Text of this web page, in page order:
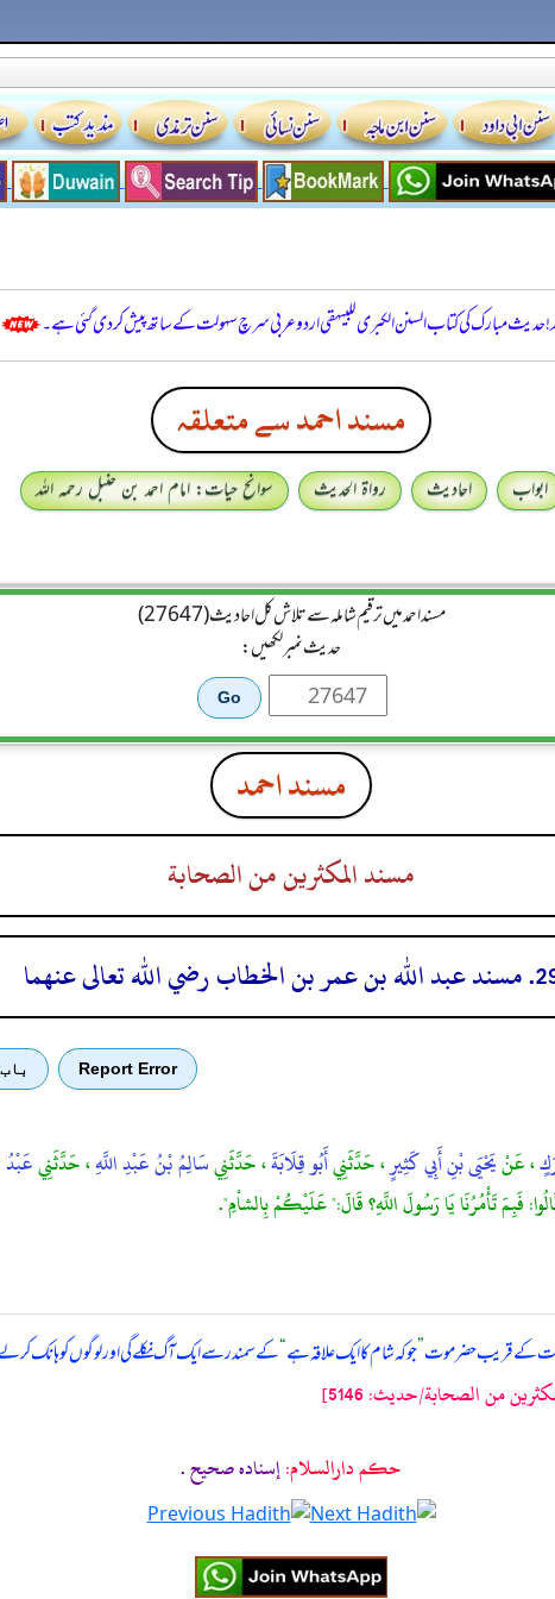
حدیث مبارک کی کتاب السنن الكبرى للبيهقي اردو عربی سرچ سہولت کے ساتھ پیش کر دی گئی ہے۔
مسند احمد سے متعلقہ
ابواب احادیث رواۃ الحدیث
سوانح حیات: امام احمد بن حنبل رحمہ اللہ
مسند احمد میں ترقیم شاملہ سے تلاش کل احادیث (27647)
حدیث نمبر لکھیں:
مسند احمد
مسند المكثرين من الصحابة
رضي الله تعالى عنهما
Report Error باب
، عَنْيَحْيَى بْنِ أَبِي كَثِيرٍ، حَدَّثَنِيأَبُو قِلَابَةَ، حَدَّثَنِيسَالِمُ بْنُ عَبْدِ اللَّهِ، حَدَّثَنِي
فَبِمَ تَأْمُرُنَا يَا رَسُولَ اللَّهِ؟ قَالَ:" عَلَيْكُمْ بِالشاْمِ".
کے قریب حضرموت”جو کہ شام کا ایک علاقہ ہے“کے سمندر سے ایک آگ نکلے گی اور لوگوں کو ہانک
من الصحابة/حدیث: 5146]
حکم دارالسلام:إسناده صحيح .